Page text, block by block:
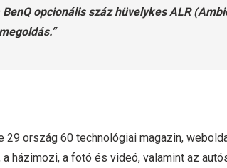
opcionális száz hüvelykes ALR
29 ország 60 technológiai magazin,
házimozi, a fotó és videó, valamint az